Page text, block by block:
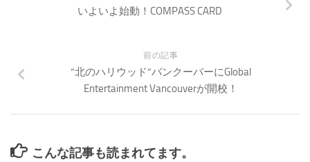
いよいよ始動！COMPASS CARD
前の記事
“北のハリウッド”バンクーバーにGlobal
Entertainment Vancouverが開校！
こんな記事も読まれてます。